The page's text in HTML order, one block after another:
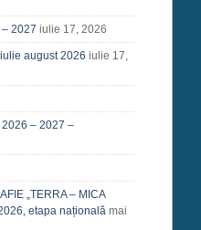
2027 iulie 17, 2026
august 2026 iulie 17,
– 2027 –
„TERRA – MICA
etapa națională mai